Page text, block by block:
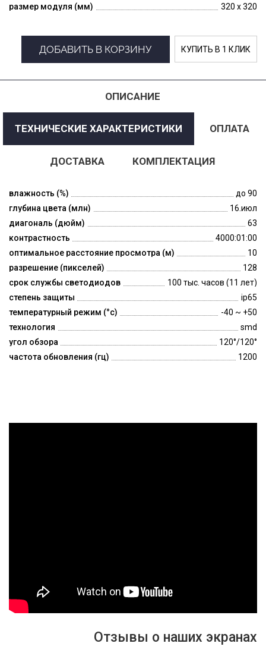
размер модуля (мм)
320 x 320
ДОБАВИТЬ В КОРЗИНУ КУПИТЬ В 1 КЛИК
ОПИСАНИЕ
ТЕХНИЧЕСКИЕ ХАРАКТЕРИСТИКИ ОПЛАТА
ДОСТАВКА КОМПЛЕКТАЦИЯ
влажность (%)
до 90
глубина цвета (млн)
16.июл
диагональ (дюйм)
63
контрастность
4000:01:00
оптимальное расстояние просмотра (м)
10
разрешение (пикселей)
128
срок службы светодиодов
100 тыс. часов (11 лет)
степень защиты
ip65
температурный режим (°c)
-40 ~ +50
технология
smd
угол обзора
120°/120°
частота обновления (гц)
1200
Отзывы о наших экранах